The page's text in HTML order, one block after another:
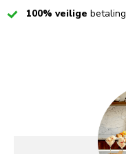
Checked100% veilige betaling